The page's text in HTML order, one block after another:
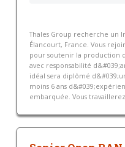
Thales Group recherche un
Élancourt, France. Vous
pour soutenir la production
avec responsabilité
idéal sera diplômé
moins 6 ans
embarquée. Vous travaillerez